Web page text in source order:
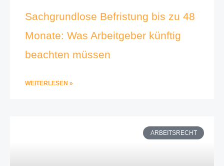
Sachgrundlose Befristung bis zu 48
Monate: Was Arbeitgeber künftig
beachten müssen
WEITERLESEN »
ARBEITSRECHT